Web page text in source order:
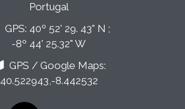
Portugal
GPS: 40º 52' 29. 43" N ;
-8º 44' 25.32" W
GPS / Google Maps:
40.522943,-8.442532